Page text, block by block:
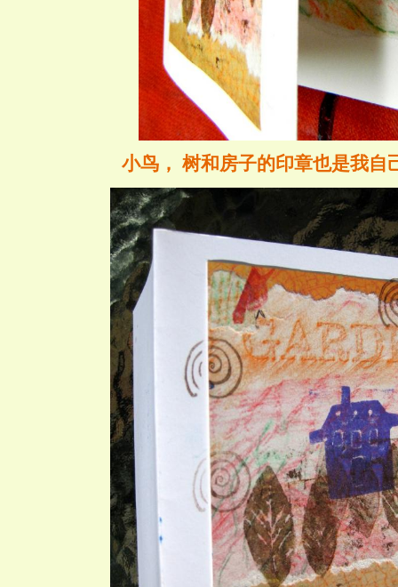
小鸟， 树和房子的印章也是我自